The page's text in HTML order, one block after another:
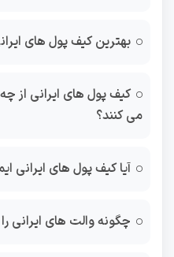
بهترین کیف پول های
کیف پول های ایرانی از
می کنند؟
آیا کیف پول های ایرانی
چگونه والت های ایرانی را